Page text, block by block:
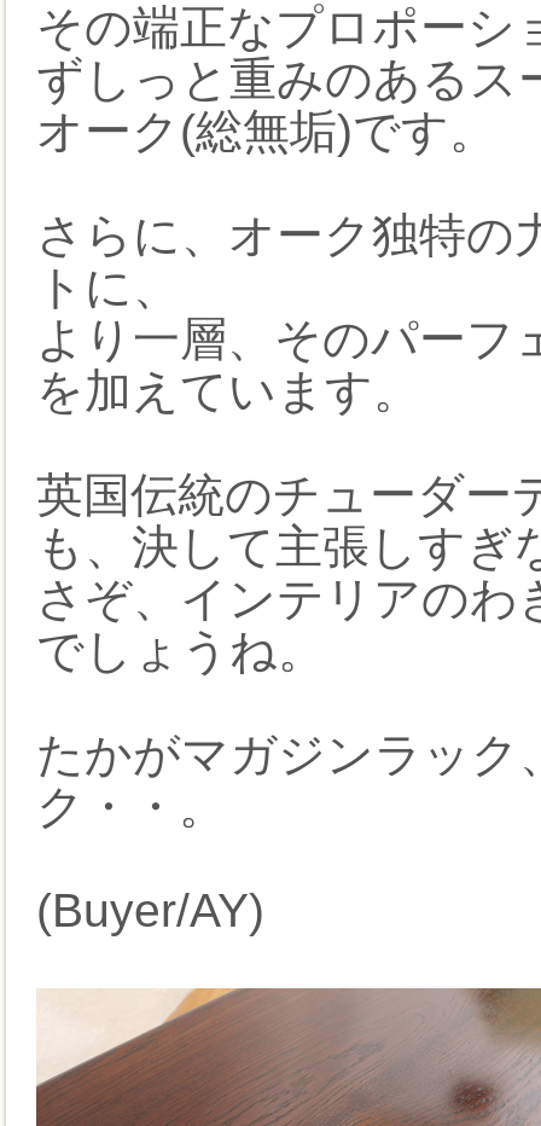
その端正なプロポーシ
ずしっと重みのあるス
オーク(総無垢)です。
さらに、オーク独特の
トに、
より一層、そのパーフ
を加えています。
英国伝統のチューダー
も、決して主張しす
さぞ、インテリアの
でしょうね。
たかがマガジンラッ
ク・・。
(Buyer/AY)